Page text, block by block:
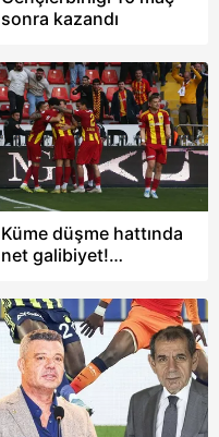
sonra kazandı
Küme düşme hattında
net galibiyet!
2-0 yendi